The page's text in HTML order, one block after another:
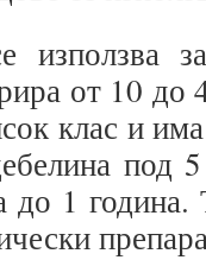
от 10
клас и
под
до 1 година.